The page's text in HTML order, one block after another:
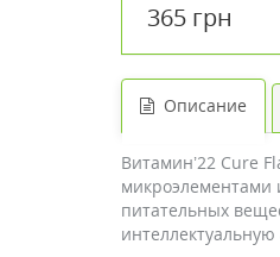
365 грн
Описание
Витамин’22 Cure
микроэлементами
питательных